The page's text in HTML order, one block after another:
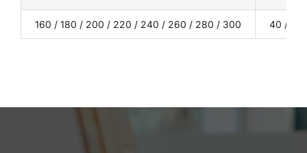
160 / 180 / 200 / 220 / 240 / 260 / 280 / 300 40 / 50